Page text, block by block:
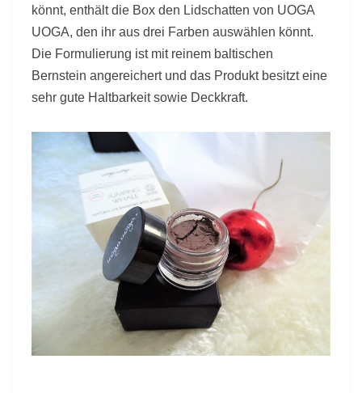
könnt, enthält die Box den Lidschatten von UOGA
UOGA, den ihr aus drei Farben auswählen könnt.
Die Formulierung ist mit reinem baltischen
Bernstein angereichert und das Produkt besitzt eine
sehr gute Haltbarkeit sowie Deckkraft.